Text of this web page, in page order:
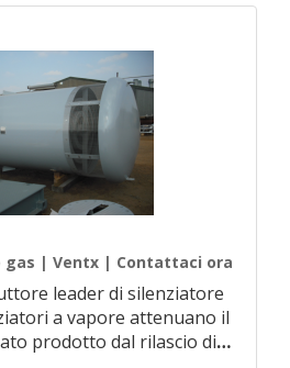
| Ventx | Contattaci ora
leader di silenziatore
a vapore attenuano il
prodotto dal rilascio di…